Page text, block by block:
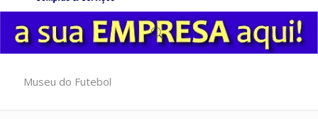
Museu do Futebol